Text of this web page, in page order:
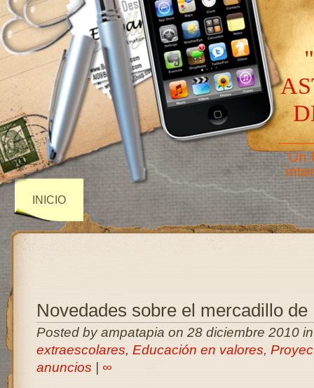
Un
INICIO
Novedades sobre el mercadillo de
Posted by ampatapia on 28 diciembre 2010
extraescolares, Educación en valores,
anuncios
∞